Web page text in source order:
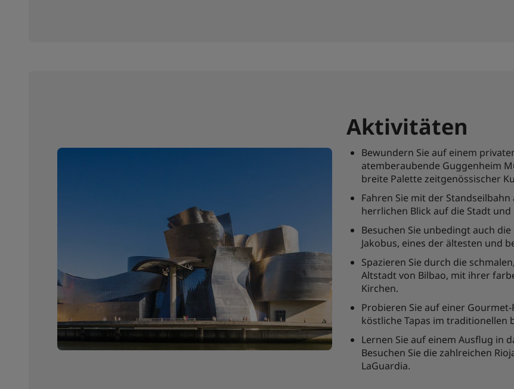
Aktivitäten
Bewundern Sie auf einem
atemberaubende Guggenheim
breite Palette zeitgenössischer
Fahren Sie mit der
herrlichen Blick auf die Stadt
Besuchen Sie unbedingt auch
Jakobus, eines der ältesten und
Spazieren Sie durch die
Altstadt von Bilbao, mit ihrer
Kirchen.
Probieren Sie auf einer
köstliche Tapas im traditionellen
Lernen Sie auf einem Ausflug in
Besuchen Sie die zahlreichen
LaGuardia.